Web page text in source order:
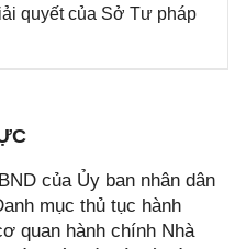
quyết của Sở Tư pháp
của Ủy ban nhân dân
mục thủ tục hành
quan hành chính Nhà